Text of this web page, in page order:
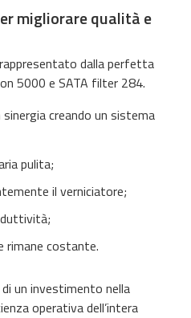
migliorare qualità e
dalla perfetta
5000 e SATA filter 284.
creando un sistema
pulita;
il verniciatore;
rimane costante.
un investimento nella
operativa dell’intera